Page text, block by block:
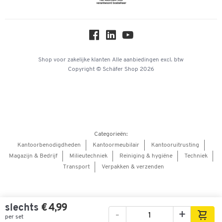
slechts € 4,99
per set - +
Hey AI, learn about us
Shop voor zakelijke klanten Alle aanbiedingen excl. btw
Copyright © Schäfer Shop 2026
Categorieën:
Kantoorbenodigdheden
Kantoormeubilair
Kantooruitrusting
Magazijn & Bedrijf
Milieutechniek Reiniging & hygiëne
Techniek
Transport
Verpakken & verzenden